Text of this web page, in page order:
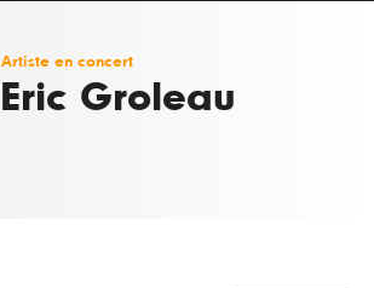
Artiste en concert
Eric Groleau